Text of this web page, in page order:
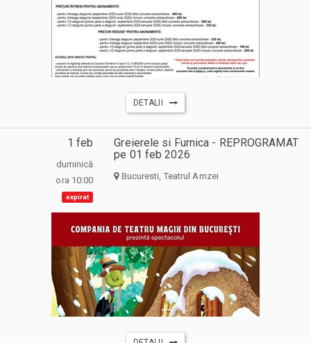
DETALII
1 feb
duminică
ora 10:00
expirat
Greierele si Furnica - REPROGRAMAT
pe 01 feb 2026
Bucuresti, Teatrul Amzei